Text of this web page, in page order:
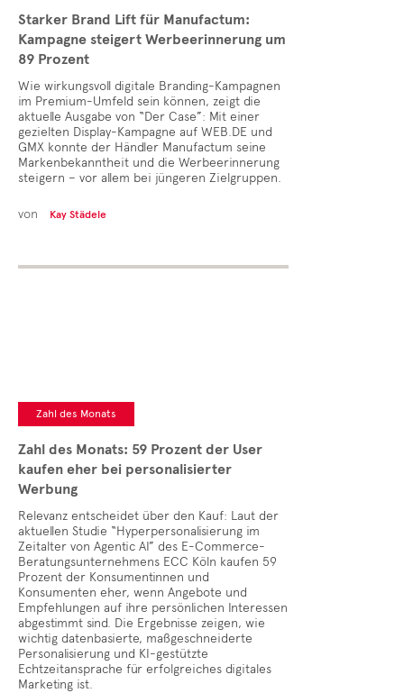
Starker Brand Lift für Manufactum:
Kampagne steigert Werbeerinnerung um
89 Prozent
Wie wirkungsvoll digitale Branding-Kampagnen
im Premium-Umfeld sein können, zeigt die
aktuelle Ausgabe von “Der Case”: Mit einer
gezielten Display-Kampagne auf WEB.DE und
GMX konnte der Händler Manufactum seine
Markenbekanntheit und die Werbeerinnerung
steigern – vor allem bei jüngeren Zielgruppen.
von Kay Städele
Zahl des Monats
Zahl des Monats: 59 Prozent der User
kaufen eher bei personalisierter
Werbung
Relevanz entscheidet über den Kauf: Laut der
aktuellen Studie “Hyperpersonalisierung im
Zeitalter von Agentic AI” des E-Commerce-
Beratungsunternehmens ECC Köln kaufen 59
Prozent der Konsumentinnen und
Konsumenten eher, wenn Angebote und
Empfehlungen auf ihre persönlichen Interessen
abgestimmt sind. Die Ergebnisse zeigen, wie
wichtig datenbasierte, maßgeschneiderte
Personalisierung und KI-gestützte
Echtzeitansprache für erfolgreiches digitales
Marketing ist.